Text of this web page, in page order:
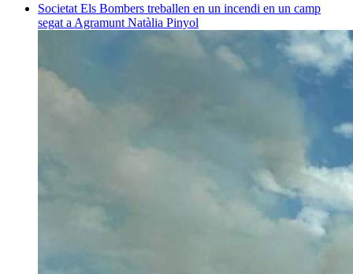
Societat Els Bombers treballen en un incendi en un camp
segat a Agramunt Natàlia Pinyol